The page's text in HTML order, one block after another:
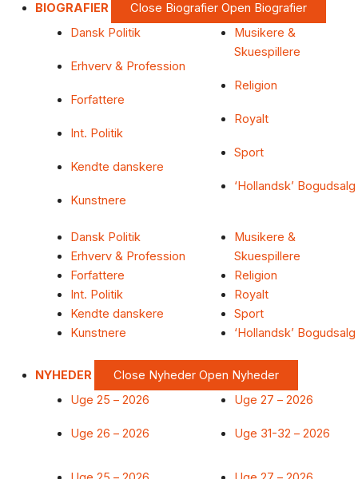
BIOGRAFIER Close Biografier Open Biografier
Dansk Politik
Erhverv & Profession
Forfattere
Int. Politik
Kendte danskere
Kunstnere
Musikere &
Skuespillere
Religion
Royalt
Sport
‘Hollandsk’ Bogudsalg
Dansk Politik
Erhverv & Profession
Forfattere
Int. Politik
Kendte danskere
Kunstnere
Musikere &
Skuespillere
Religion
Royalt
Sport
‘Hollandsk’ Bogudsalg
NYHEDER Close Nyheder Open Nyheder
Uge 25 – 2026
Uge 26 – 2026
Uge 27 – 2026
Uge 31-32 – 2026